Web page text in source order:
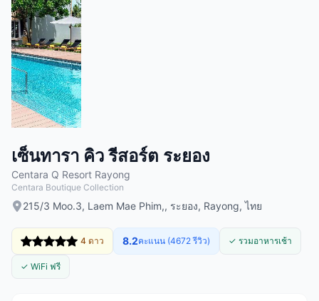
เซ็นทารา คิว รีสอร์ต ระยอง
Centara Q Resort Rayong
Centara Boutique Collection
215/3 Moo.3, Laem Mae Phim,, ระยอง, Rayong, ไทย
4 ดาว 8.2คะแนน (4672 รีวิว) ✓ รวมอาหารเช้า
✓ WiFi ฟรี